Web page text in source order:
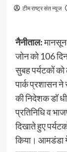
टीम राष्ट्र संत न्यूज
नैनीताल:मानसून
जोन को 106
सुबह पर्यटकों
पार्क प्रशासन ने
की निदेशक डॉ
प्रतिनिधि व
दिखाते हुए
किया। आमडंडा